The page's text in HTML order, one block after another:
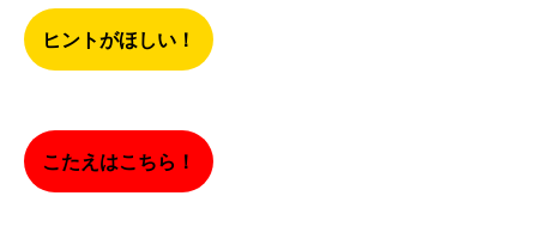
ヒントがほしい！
こたえはこちら！